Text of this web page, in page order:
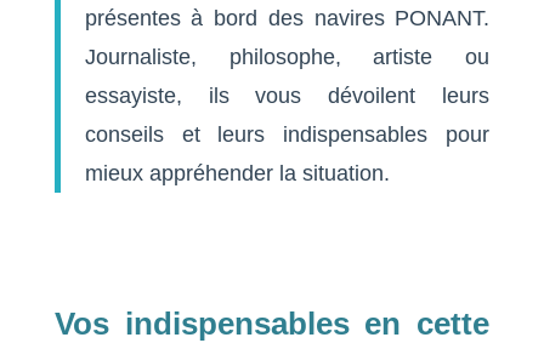
présentes à bord des navires PONANT.
Journaliste, philosophe, artiste ou
essayiste, ils vous dévoilent leurs
conseils et leurs indispensables pour
mieux appréhender la situation.
Vos indispensables en cette